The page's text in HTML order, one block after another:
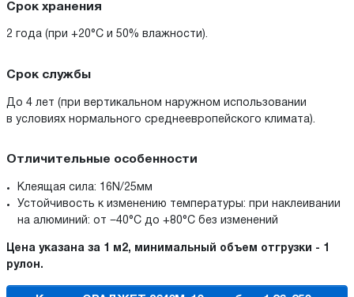
Срок хранения
2 года (при +20°С и 50% влажности).
Срок службы
До 4 лет (при вертикальном наружном использовании
в условиях нормального среднеевропейского климата).
Отличительные особенности
Клеящая сила: 16N/25мм
Устойчивость к изменению температуры: при наклеивании
на алюминий: от −40°С до +80°С без изменений
Цена указана за 1 м2, минимальный объем отгрузки - 1
рулон.